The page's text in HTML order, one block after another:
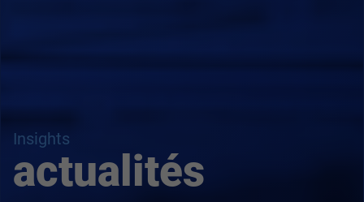
Insights
actualités